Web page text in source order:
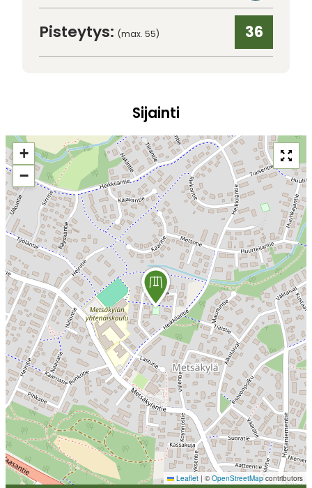
Pisteytys: (max. 55) 36
Sijainti
+
−
Leaflet | ©OpenStreetMapcontributors